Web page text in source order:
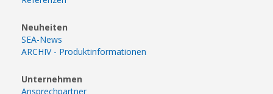
Neuheiten
SEA-News
ARCHIV - Produktinformationen
Unternehmen
Ansprechpartner